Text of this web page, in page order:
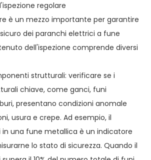
regolare
è un mezzo importante per garantire
dei paranchi elettrici a fune
dell'ispezione comprende diversi
strutturali: verificare se i
chiave, come ganci, funi
presentano condizioni anomale
usura e crepe. Ad esempio, il
una fune metallica è un indicatore
lo stato di sicurezza. Quando il